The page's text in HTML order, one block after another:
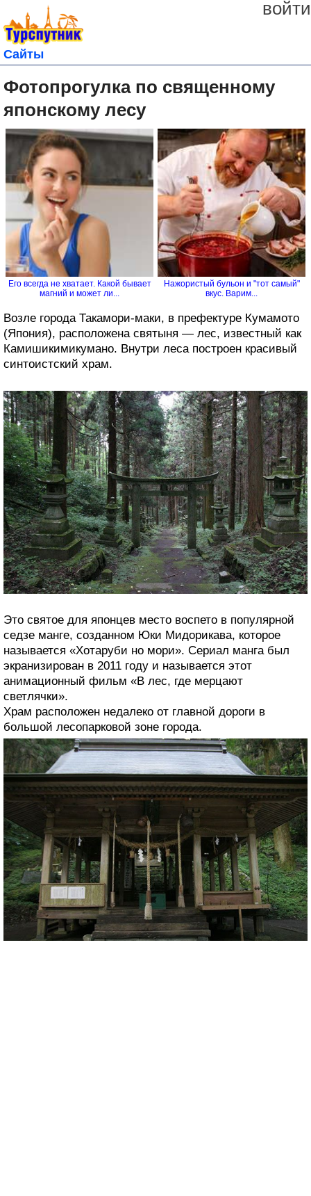
войти
Сайты
Фотопрогулка по священному
японскому лесу
Его всегда не хватает. Какой бывает
магний и может ли...
Нажористый бульон и "тот самый"
вкус. Варим...
Возле города Такамори-маки, в префектуре Кумамото
(Япония), расположена святыня — лес, известный как
Камишикимикумано. Внутри леса построен красивый
синтоистский храм.
Это святое для японцев место воспето в популярной
седзе манге, созданном Юки Мидорикава, которое
называется «Хотаруби но мори». Сериал манга был
экранизирован в 2011 году и называется этот
анимационный фильм «В лес, где мерцают
светлячки».
Храм расположен недалеко от главной дороги в
большой лесопарковой зоне города.